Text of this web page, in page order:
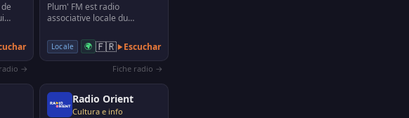
→
Plum' FM est radio
associative locale du
Diffuse des musiques
variées, lo…
Locale 🌍 🇫🇷 Escuchar
Fiche radio →
Radio Orient
Cultura e info